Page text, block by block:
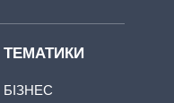
ТЕМАТИКИ
БІЗНЕС